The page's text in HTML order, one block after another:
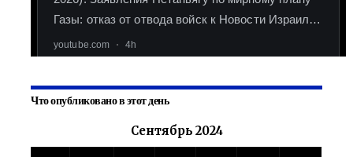
Что опубликовано в этот день
Сентябрь 2024